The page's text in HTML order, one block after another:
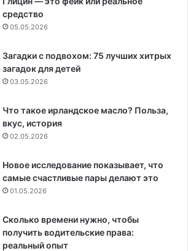
средство
05.05.2026
Загадки с подвохом: 75 лучших хитрых
загадок для детей
03.05.2026
Что такое ирландское масло? Польза,
вкус, история
02.05.2026
Новое исследование показывает, что
самые счастливые пары делают это
01.05.2026
Сколько времени нужно, чтобы
получить водительские права:
реальный опыт